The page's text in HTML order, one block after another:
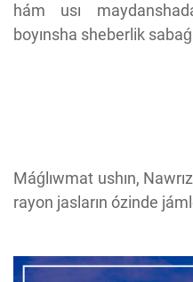
hám usı
boyınsha sheberlik
Máǵlıwmat ushın,
rayon jasların ózinde